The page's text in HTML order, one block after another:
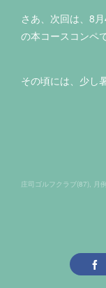
さあ、次回は、8
の本コースコンペで
その頃には、少し
庄司ゴルフクラブ(87) 月